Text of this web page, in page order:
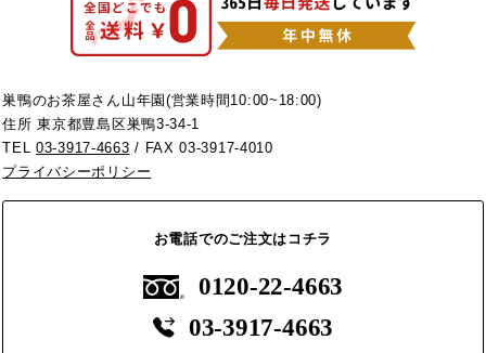
巣鴨のお茶屋さん山年園(営業時間10:00~18:00)
住所 東京都豊島区巣鴨3-34-1
TEL03-3917-4663 / FAX 03-3917-4010
プライバシーポリシー
お電話でのご注文はコチラ
0120-22-4663
03-3917-4663